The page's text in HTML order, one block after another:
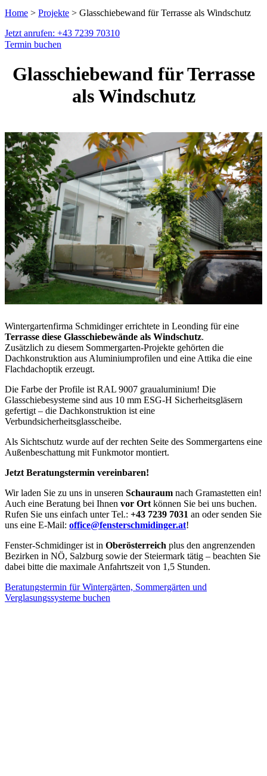
Home > Projekte > Glasschiebewand für Terrasse als Windschutz
Jetzt anrufen: +43 7239 70310
Termin buchen
Glasschiebewand für Terrasse
als Windschutz
Wintergartenfirma Schmidinger errichtete in Leonding für eine
Terrasse diese Glasschiebewände als Windschutz.
Zusätzlich zu diesem Sommergarten-Projekte gehörten die
Dachkonstruktion aus Aluminiumprofilen und eine Attika die eine
Flachdachoptik erzeugt.
Die Farbe der Profile ist RAL 9007 graualuminium! Die
Glasschiebesysteme sind aus 10 mm ESG-H Sicherheitsgläsern
gefertigt – die Dachkonstruktion ist eine
Verbundsicherheitsglasscheibe.
Als Sichtschutz wurde auf der rechten Seite des Sommergartens eine
Außenbeschattung mit Funkmotor montiert.
Jetzt Beratungstermin vereinbaren!
Wir laden Sie zu uns in unseren Schauraum nach Gramastetten ein!
Auch eine Beratung bei Ihnen vor Ort können Sie bei uns buchen.
Rufen Sie uns einfach unter Tel.: +43 7239 7031 an oder senden Sie
uns eine E-Mail: office@fensterschmidinger.at!
Fenster-Schmidinger ist in Oberösterreich plus den angrenzenden
Bezirken in NÖ, Salzburg sowie der Steiermark tätig – beachten Sie
dabei bitte die maximale Anfahrtszeit von 1,5 Stunden.
Beratungstermin für Wintergärten, Sommergärten und
Verglasungssysteme buchen